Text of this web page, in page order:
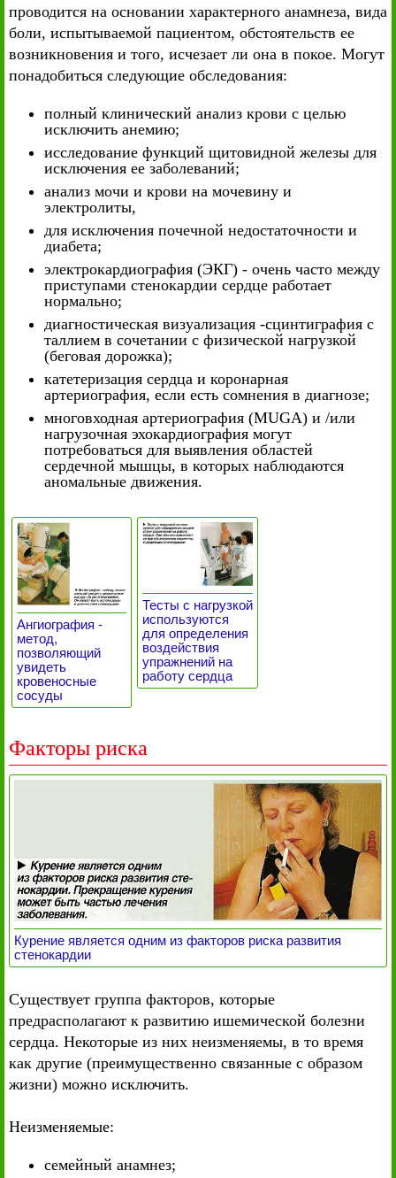
проводится на основании характерного анамнеза, вида
боли, испытываемой пациентом, обстоятельств ее
возникновения и того, исчезает ли она в покое. Могут
понадобиться следующие обследования:
полный клинический анализ крови с целью
исключить анемию;
исследование функций щитовидной железы для
исключения ее заболеваний;
анализ мочи и крови на мочевину и
электролиты,
для исключения почечной недостаточности и
диабета;
электрокардиография (ЭКГ) - очень часто между
приступами стенокардии сердце работает
нормально;
диагностическая визуализация -сцинтиграфия с
таллием в сочетании с физической нагрузкой
(беговая дорожка);
катетеризация сердца и коронарная
артериография, если есть сомнения в диагнозе;
многовходная артериография (MUGA) и /или
нагрузочная эхокардиография могут
потребоваться для выявления областей
сердечной мышцы, в которых наблюдаются
аномальные движения.
Ангиография -
метод,
позволяющий
увидеть
кровеносные
сосуды
Тесты с нагрузкой
используются
для определения
воздействия
упражнений на
работу сердца
Факторы риска
Курение является одним из факторов риска развития
стенокардии
Существует группа факторов, которые
предрасполагают к развитию ишемической болезни
сердца. Некоторые из них неизменяемы, в то время
как другие (преимущественно связанные с образом
жизни) можно исключить.
Неизменяемые:
семейный анамнез;